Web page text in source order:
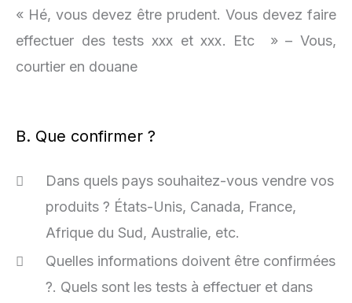
« Hé, vous devez être prudent. Vous devez faire
effectuer des tests xxx et xxx. Etc » – Vous,
courtier en douane
B. Que confirmer ?
Dans quels pays souhaitez-vous vendre vos
produits ? États-Unis, Canada, France,
Afrique du Sud, Australie, etc.
Quelles informations doivent être confirmées
?. Quels sont les tests à effectuer et dans